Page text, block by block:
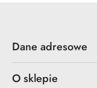
Dane adresowe
O sklepie